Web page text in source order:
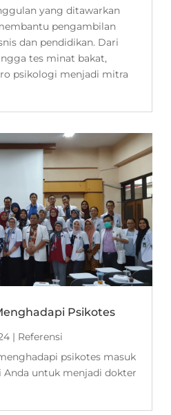
yang ditawarkan
pengambilan
dan pendidikan. Dari
tes minat bakat,
psikologi menjadi mitra
Psikotes
| Referensi
psikotes masuk
Anda untuk menjadi dokter